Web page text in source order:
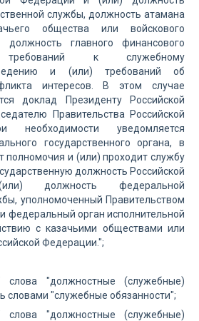
службы, должность атамана
общества или войскового
должность главного финансового
требований к служебному
и (или) требований об
интересов. В этом случае
доклад Президенту Российской
Правительства Российской
уведомляется
государственного органа, в
полномочия и (или) проходит службу
должность Российской
должность федеральной
уполномоченный Правительством
федеральный орган исполнительной
с казачьими обществами или
Федерации.";
слова "должностные (служебные)
словами "служебные обязанности";
слова "должностные (служебные)